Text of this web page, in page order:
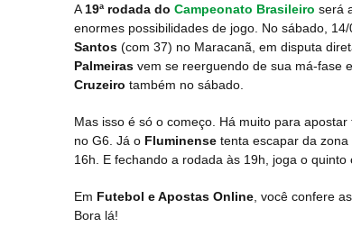
A 19ª rodada do Campeonato Brasileiro será
enormes possibilidades de jogo. No sábado,
Santos (com 37) no Maracanã, em disputa
Palmeiras vem se reerguendo de sua má-fase
Cruzeiro também no sábado.
Mas isso é só o começo. Há muito para
no G6. Já o Fluminense tenta escapar da
16h. E fechando a rodada às 19h, joga o quinto
Em Futebol e Apostas Online , você confere
Bora lá!